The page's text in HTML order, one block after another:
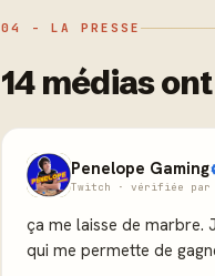
04 - LA PRESSE
14 médias
Penelope Gaming
Twitch · vérifiée par
ça me laisse de marbre.
qui me permette de